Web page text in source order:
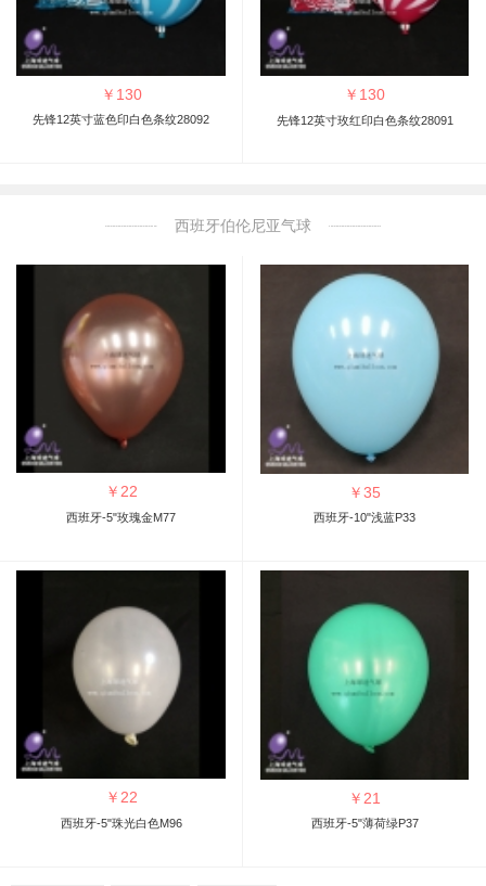
￥ 130
先锋12英寸蓝色印白色条纹28092
￥ 130
先锋12英寸玫红印白色条纹28091
西班牙伯伦尼亚气球
￥22
西班牙-5"玫瑰金M77
￥35
西班牙-10"浅蓝P33
￥22
西班牙-5"珠光白色M96
￥ 21
西班牙-5"薄荷绿P37